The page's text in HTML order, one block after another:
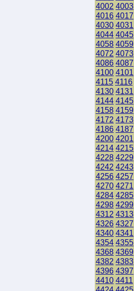
4002 4003
4016 4017
4030 4031
4044 4045
4058 4059
4072 4073
4086 4087
4100 4101
4115 4116
4130 4131
4144 4145
4158 4159
4172 4173
4186 4187
4200 4201
4214 4215
4228 4229
4242 4243
4256 4257
4270 4271
4284 4285
4298 4299
4312 4313
4326 4327
4340 4341
4354 4355
4368 4369
4382 4383
4396 4397
4410 4411